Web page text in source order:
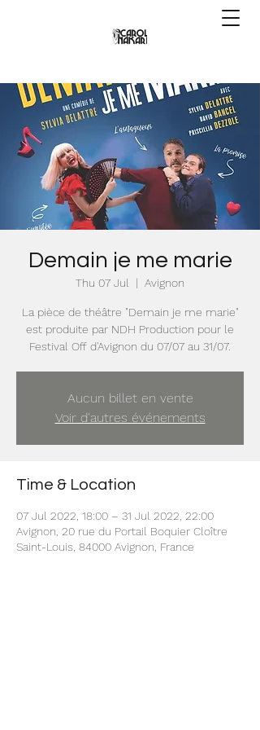
Demain je me marie
Thu 07 Jul
  |
Avignon
La pièce de théâtre "Demain je me marie"
est produite par NDH Production pour le
Festival Off d'Avignon du 07/07 au 31/07.
Aucun billet en vente
Voir d'autres événements
Time & Location
07 Jul 2022, 18:00 – 31 Jul 2022, 22:00
Avignon, 20 rue du Portail Boquier Cloître
Saint-Louis, 84000 Avignon, France